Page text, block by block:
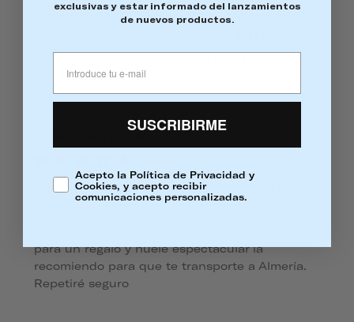
OPINIONES
Francisco B.
Servicio rapidísimo e inmejorable
para un regalo y huele espectacular la
recomiendo para que te transporte a Almería.
Repetiré seguro
exclusivas y estar informado del lanzamientos
de nuevos productos.
SUSCRIBIRME
Acepto la Política de Privacidad y
Cookies, y acepto recibir
comunicaciones personalizadas.